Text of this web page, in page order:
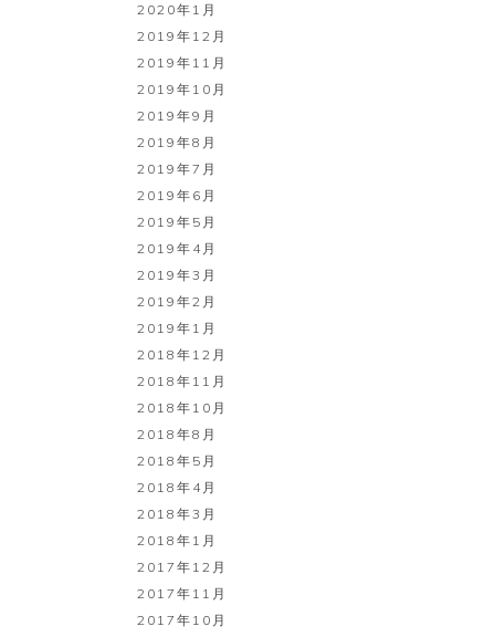
2020年1月
2019年12月
2019年11月
2019年10月
2019年9月
2019年8月
2019年7月
2019年6月
2019年5月
2019年4月
2019年3月
2019年2月
2019年1月
2018年12月
2018年11月
2018年10月
2018年8月
2018年5月
2018年4月
2018年3月
2018年1月
2017年12月
2017年11月
2017年10月